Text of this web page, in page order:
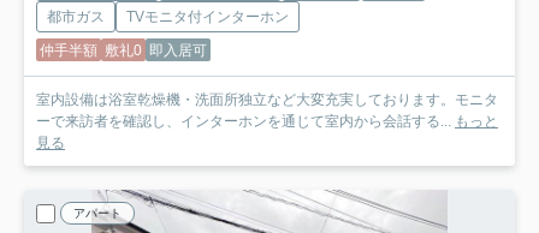
都市ガス
TVモニタ付インターホン
仲手半額 敷礼0 即入居可
室内設備は浴室乾燥機・洗面所独立など大変充実しております。モニタ
ーで来訪者を確認し、インターホンを通じて室内から会話する... もっと
見る
アパート